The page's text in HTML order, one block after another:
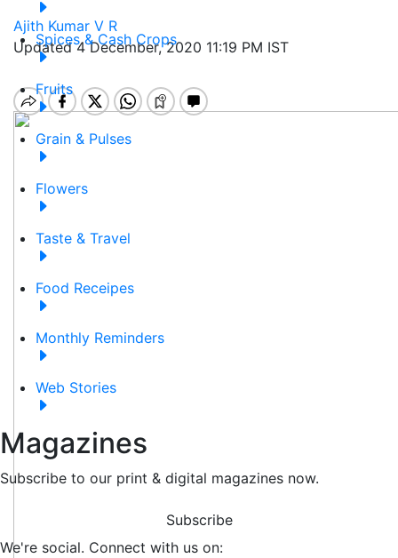
Spices & Cash Crops
Fruits
Grain & Pulses
Flowers
Taste & Travel
Food Receipes
Monthly Reminders
Web Stories
Magazines
Subscribe to our print & digital magazines now.
Subscribe
We're social. Connect with us on:
Ajith Kumar V R
Updated 4 December, 2020 11:19 PM IST